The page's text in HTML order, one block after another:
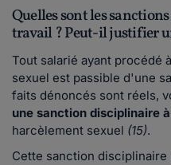
Quelles sont les
travail ? Peut-il justifier
Tout salarié ayant procédé
sexuel est passible d'une
faits dénoncés sont réels,
une sanction disciplinaire
harcèlement sexuel (15).
Cette sanction